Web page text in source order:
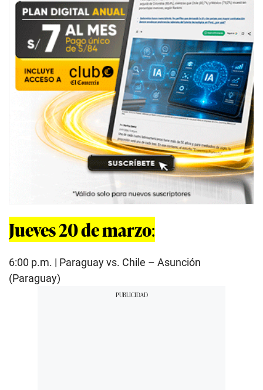
Jueves 20 de marzo:
6:00 p.m. | Paraguay vs. Chile – Asunción
(Paraguay)